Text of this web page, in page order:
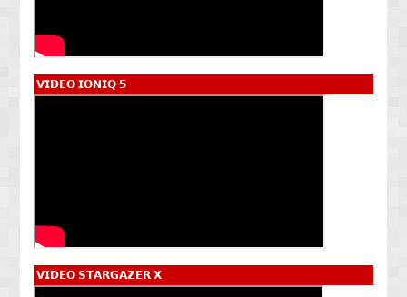
𝗩𝗜𝗗𝗘𝗢 𝗜𝗢𝗡𝗜𝗤 𝟱
𝗩𝗜𝗗𝗘𝗢 𝗦𝗧𝗔𝗥𝗚𝗔𝗭𝗘𝗥 𝗫